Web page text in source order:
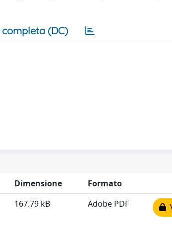
completa (DC)
Dimensione
Formato
167.79 kB Adobe PDF